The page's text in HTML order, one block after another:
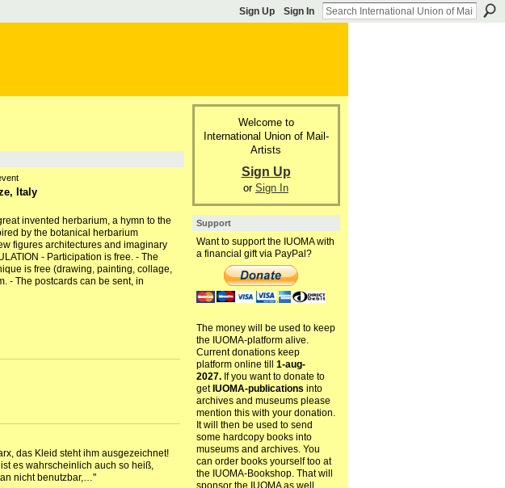
Sign Up Sign In
Italy
invented herbarium, a hymn to the
by the botanical herbarium
figures architectures and imaginary
- Participation is free. - The
is free (drawing, painting, collage,
- The postcards can be sent, in
das Kleid steht ihm ausgezeichnet!
es wahrscheinlich auch so heiß,
nicht benutzbar,…"
Welcome to
International Union of Mail-
Artists
Sign Up
or Sign In
Support
Want to support the IUOMA with
a financial gift via PayPal?
The money will be used to keep
the IUOMA-platform alive.
Current donations keep
platform online till 1-aug-
2027.If you want to donate to
get IUOMA-publications into
archives and museums please
mention this with your donation.
It will then be used to send
some hardcopy books into
museums and archives. You
can order books yourself too at
the IUOMA-Bookshop. That will
sponsor the IUOMA as well.